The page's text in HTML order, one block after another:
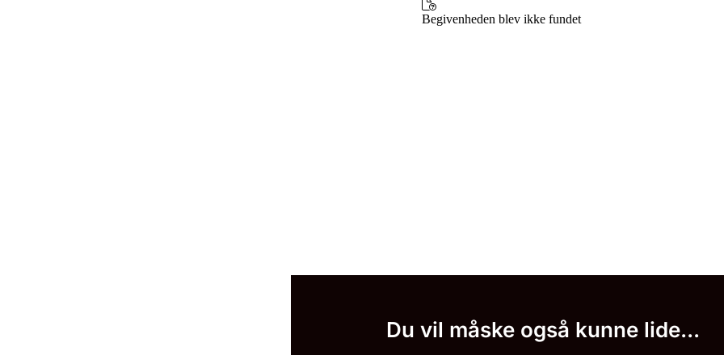
Du vil måske også kunne lide...